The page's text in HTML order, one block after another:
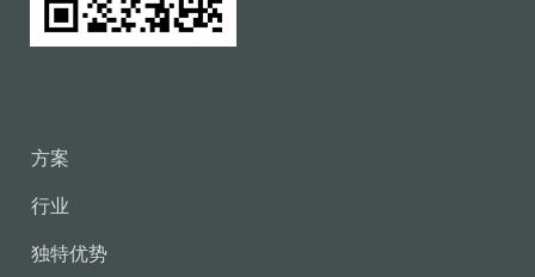
方案
行业
独特优势